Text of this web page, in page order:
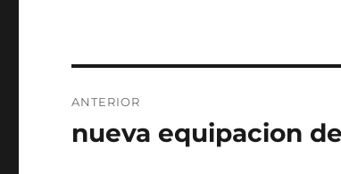
de
ANTERIOR
Entrada
nueva equipacion